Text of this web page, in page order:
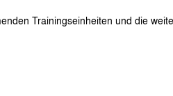
Trainingseinheiten und die